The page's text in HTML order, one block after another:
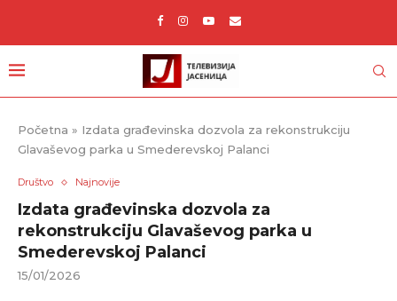
Početna » Izdata građevinska dozvola za rekonstrukciju
Glavaševog parka u Smederevskoj Palanci
Društvo Najnovije
Izdata građevinska dozvola za
rekonstrukciju Glavaševog parka u
Smederevskoj Palanci
15/01/2026